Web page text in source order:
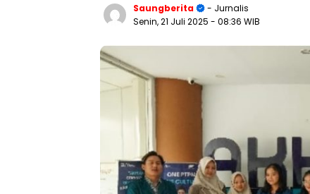
Saungberita
- Jurnalis
Senin, 21 Juli 2025 - 08:36 WIB